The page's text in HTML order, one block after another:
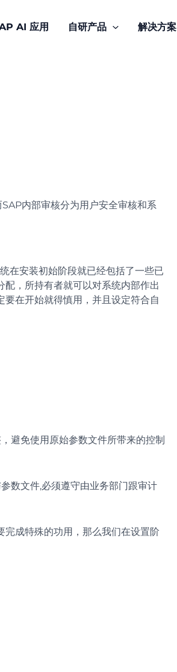
AI 应用 自研产品 解决方案
内部审核分为用户安全审核和系
在安装初始阶段就已经包括了一些已
，所持有者就可以对系统内部作出
在开始就得慎用，并且设定符合自
避免使用原始参数文件所带来的控制
数文件,必须遵守由业务部门跟审计
成特殊的功用，那么我们在设置阶